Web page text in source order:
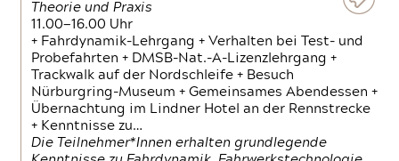
Theorie und Praxis
11.00—16.00 Uhr
+ Fahrdynamik-Lehrgang + Verhalten bei Test- und
Probefahrten + DMSB-Nat.-A-Lizenzlehrgang +
Trackwalk auf der Nordschleife + Besuch
Nürburgring-Museum + Gemeinsames Abendessen +
Übernachtung im Lindner Hotel an der Rennstrecke
+ Kenntnisse zu…
Die Teilnehmer*Innen erhalten grundlegende